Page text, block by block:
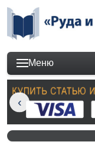
Меню